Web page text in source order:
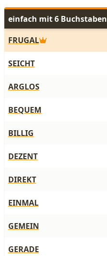
einfach mit 6 Buchstaben
FRUGAL
SEICHT
ARGLOS
BEQUEM
BILLIG
DEZENT
DIREKT
EINMAL
GEMEIN
GERADE